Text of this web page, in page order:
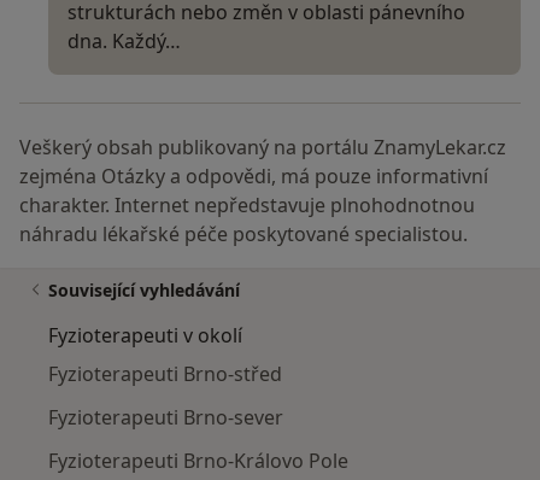
strukturách nebo změn v oblasti pánevního
dna. Každý…
Veškerý obsah publikovaný na portálu ZnamyLekar.cz
zejména Otázky a odpovědi, má pouze informativní
charakter. Internet nepředstavuje plnohodnotnou
náhradu lékařské péče poskytované specialistou.
Související vyhledávání
Fyzioterapeuti v okolí
Fyzioterapeuti Brno-střed
Fyzioterapeuti Brno-sever
Fyzioterapeuti Brno-Královo Pole